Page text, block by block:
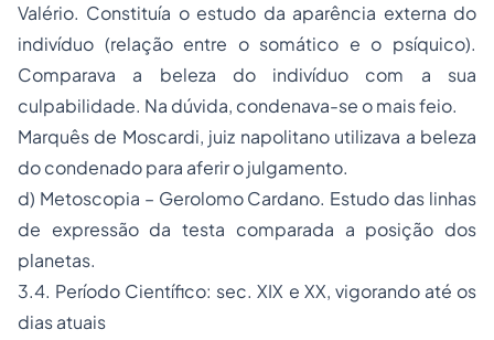
Valério. Constituía o estudo da aparência externa do
indivíduo (relação entre o somático e o psíquico).
Comparava a beleza do indivíduo com a sua
culpabilidade. Na dúvida, condenava-se o mais feio.
Marquês de Moscardi, juiz napolitano utilizava a beleza
do condenado para aferir o julgamento.
d) Metoscopia – Gerolomo Cardano. Estudo das linhas
de expressão da testa comparada a posição dos
planetas.
3.4. Período Científico: sec. XIX e XX, vigorando até os
dias atuais